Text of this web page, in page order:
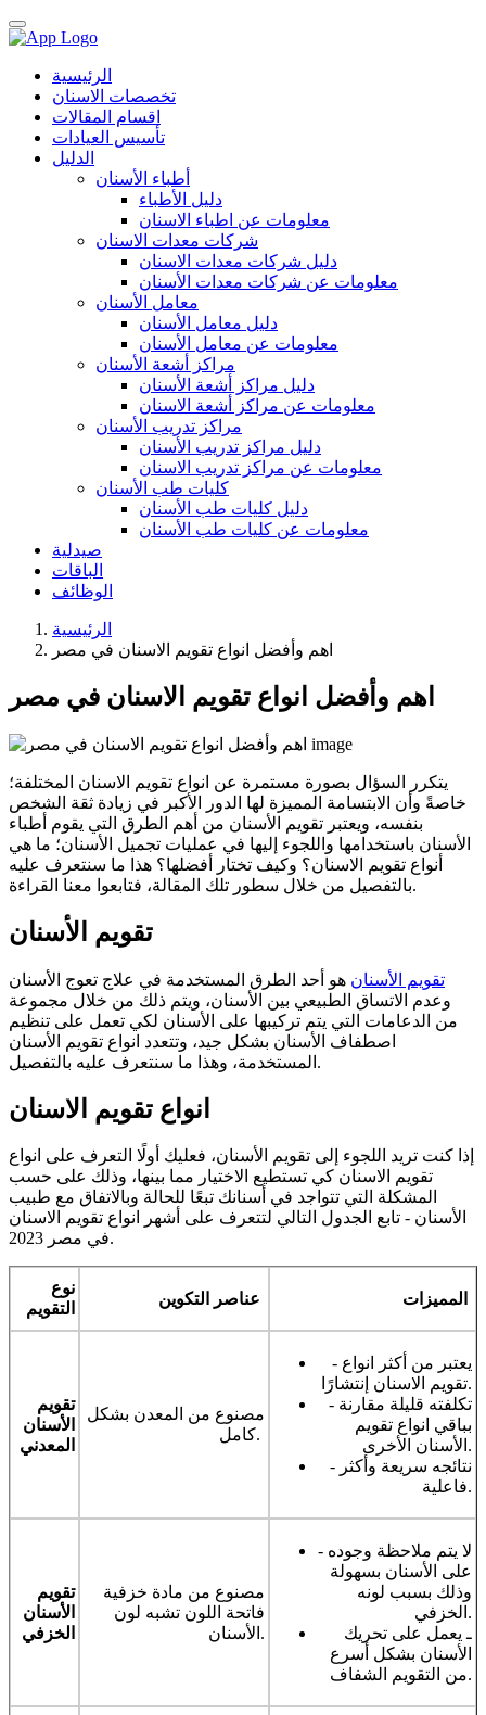
الرئيسية
تخصصات الاسنان
اقسام المقالات
تأسيس العيادات
الدليل
أطباء الأسنان
دليل الأطباء
معلومات عن اطباء الاسنان
شركات معدات الاسنان
دليل شركات معدات الاسنان
معلومات عن شركات معدات الأسنان
معامل الأسنان
دليل معامل الأسنان
معلومات عن معامل الأسنان
مراكز أشعة الأسنان
دليل مراكز أشعة الأسنان
معلومات عن مراكز أشعة الاسنان
مراكز تدريب الأسنان
دليل مراكز تدريب الأسنان
معلومات عن مراكز تدريب الاسنان
كليات طب الأسنان
دليل كليات طب الأسنان
معلومات عن كليات طب الأسنان
صيدلية
الباقات
الوظائف
الرئيسية
اهم وأفضل انواع تقويم الاسنان في مصر
اهم وأفضل انواع تقويم الاسنان في مصر
يتكرر السؤال بصورة مستمرة عن انواع تقويم الاسنان المختلفة؛
خاصةً وأن الابتسامة المميزة لها الدور الأكبر في زيادة ثقة الشخص
بنفسه، ويعتبر تقويم الأسنان من أهم الطرق التي يقوم أطباء
الأسنان باستخدامها واللجوء إليها في عمليات تجميل الأسنان؛ ما هي
أنواع تقويم الاسنان؟ وكيف تختار أفضلها؟ هذا ما سنتعرف عليه
بالتفصيل من خلال سطور تلك المقالة، فتابعوا معنا القراءة.
تقويم الأسنان
تقويم الأسنان هو أحد الطرق المستخدمة في علاج تعوج الأسنان
وعدم الاتساق الطبيعي بين الأسنان، ويتم ذلك من خلال مجموعة
من الدعامات التي يتم تركيبها على الأسنان لكي تعمل على تنظيم
اصطفاف الأسنان بشكل جيد، وتتعدد انواع تقويم الأسنان
المستخدمة، وهذا ما سنتعرف عليه بالتفصيل.
انواع تقويم الاسنان
إذا كنت تريد اللجوء إلى تقويم الأسنان، فعليك أولًا التعرف على انواع
تقويم الاسنان كي تستطيع الاختيار مما بينها، وذلك على حسب
المشكلة التي تتواجد في أسنانك تبعًا للحالة وبالاتفاق مع طبيب
الأسنان - تابع الجدول التالي لتتعرف على أشهر انواع تقويم الاسنان
في مصر 2023.
نوع
التقويم
تقويم
الأسنان
المعدني
مصنوع من المعدن بشكل
كامل.
- يعتبر من أكثر انواع
تقويم الاسنان إنتشارًا.
- تكلفته قليلة مقارنة
بباقي انواع تقويم
الأسنان الأخرى.
- نتائجه سريعة وأكثر
فاعلية.
تقويم
الأسنان
الخزفي
مصنوع من مادة خزفية
فاتحة اللون تشبه لون
الأسنان.
- لا يتم ملاحظة وجوده
على الأسنان بسهولة
وذلك بسبب لونه
الخزفي.
ـ يعمل على تحريك
الأسنان بشكل أسرع
من التقويم الشفاف.